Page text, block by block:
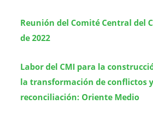
Reunión del Comité Central del
de 2022
Labor del CMI para la
la transformación de conflictos
reconciliación: Oriente Medio